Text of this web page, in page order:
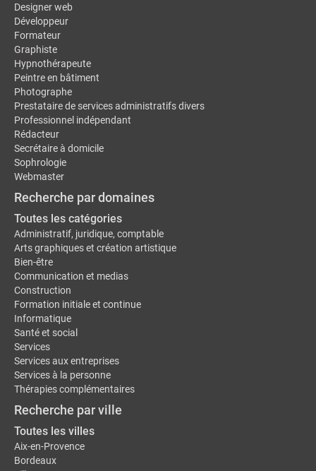
Designer web
Développeur
Formateur
Graphiste
Hypnothérapeute
Peintre en bâtiment
Photographe
Prestataire de services administratifs divers
Professionnel indépendant
Rédacteur
Secrétaire à domicile
Sophrologie
Webmaster
Recherche par domaines
Toutes les catégories
Administratif, juridique, comptable
Arts graphiques et création artistique
Bien-être
Communication et medias
Construction
Formation initiale et continue
Informatique
Santé et social
Services
Services aux entreprises
Services à la personne
Thérapies complémentaires
Recherche par ville
Toutes les villes
Aix-en-Provence
Bordeaux